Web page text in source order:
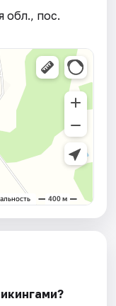
обл., пос.